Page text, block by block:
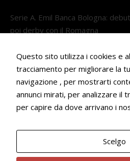
Serie A. Emil Banca Bologna:
poi derby con il Romagna
Serie A. Il Bologna nel girone
29 LUGLIO 2026
Francesco Andrei convocato al
22 LUGLIO 2026
Questo sito utilizza i cookies e
tracciamento per migliorare la
navigazione , per mostrarti
annunci mirati, per analizzare il
per capire da dove arrivano i
Scelgo